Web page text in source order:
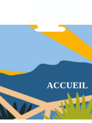
ACCUEIL